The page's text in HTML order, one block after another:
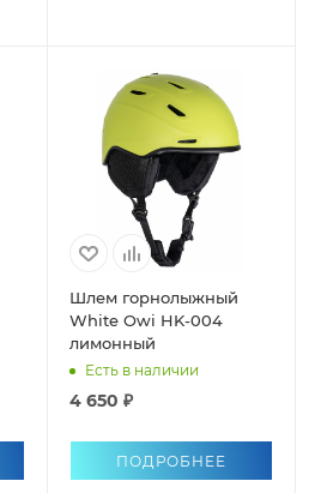
Шлем горнолыжный
White Owi HK-004
лимонный
Есть в наличии
4 650 ₽
ПОДРОБНЕЕ